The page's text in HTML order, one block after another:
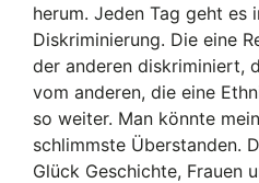
herum. Jeden Tag geht es
Diskriminierung. Die eine
der anderen diskriminiert,
vom anderen, die eine
so weiter. Man könnte
schlimmste Überstanden.
Glück Geschichte, Frauen